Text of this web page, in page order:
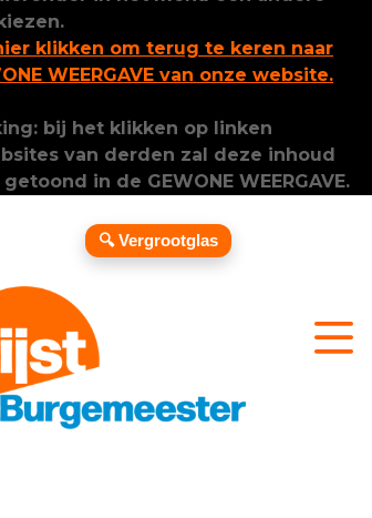
klikken om terug te keren naar
WEERGAVE van onze website.
bij het klikken op linken
van derden zal deze inhoud
in de GEWONE WEERGAVE.